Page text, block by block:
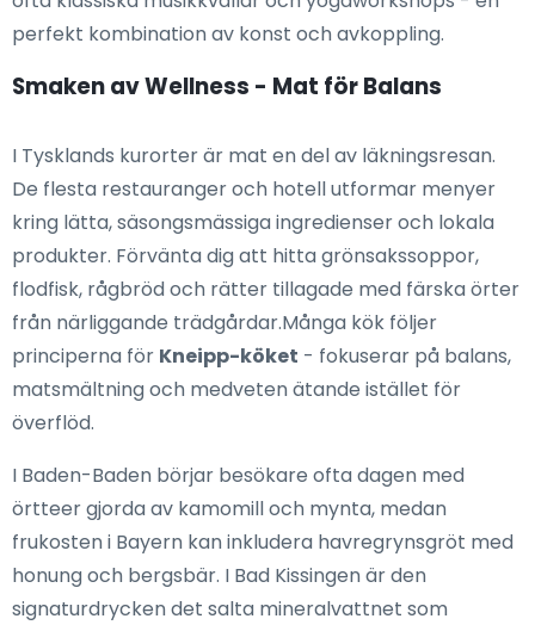
perfekt kombination av konst och avkoppling.
Smaken av Wellness - Mat för Balans
I Tysklands kurorter är mat en del av läkningsresan.
De flesta restauranger och hotell utformar menyer
kring lätta, säsongsmässiga ingredienser och lokala
produkter. Förvänta dig att hitta grönsakssoppor,
flodfisk, rågbröd och rätter tillagade med färska örter
från närliggande trädgårdar.Många kök följer
principerna för Kneipp-köket - fokuserar på balans,
matsmältning och medveten ätande istället för
överflöd.
I Baden-Baden börjar besökare ofta dagen med
örtteer gjorda av kamomill och mynta, medan
frukosten i Bayern kan inkludera havregrynsgröt med
honung och bergsbär. I Bad Kissingen är den
signaturdrycken det salta mineralvattnet som